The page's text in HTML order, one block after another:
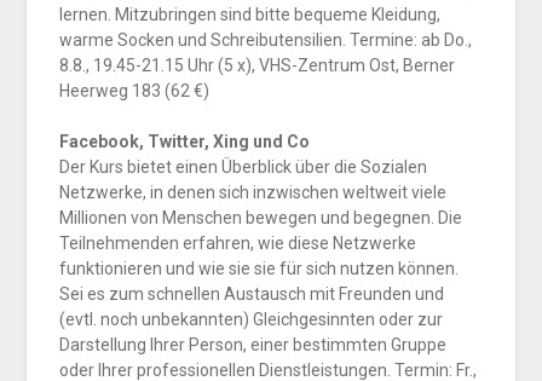
lernen. Mitzubringen sind bitte bequeme Kleidung,
warme Socken und Schreibutensilien. Termine: ab Do.,
8.8., 19.45-21.15 Uhr (5 x), VHS-Zentrum Ost, Berner
Heerweg 183 (62 €)
Facebook, Twitter, Xing und Co
Der Kurs bietet einen Überblick über die Sozialen
Netzwerke, in denen sich inzwischen weltweit viele
Millionen von Menschen bewegen und begegnen. Die
Teilnehmenden erfahren, wie diese Netzwerke
funktionieren und wie sie sie für sich nutzen können.
Sei es zum schnellen Austausch mit Freunden und
(evtl. noch unbekannten) Gleichgesinnten oder zur
Darstellung Ihrer Person, einer bestimmten Gruppe
oder Ihrer professionellen Dienstleistungen. Termin: Fr.,